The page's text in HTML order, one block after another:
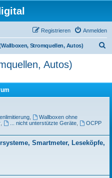
Anmelden
Registrieren
Stromquellen, Autos)
Autos)
,
Wallboxen ohne
, ... nicht unterstützte Geräte,
OCPP
Smartmeter, Leseköpfe,